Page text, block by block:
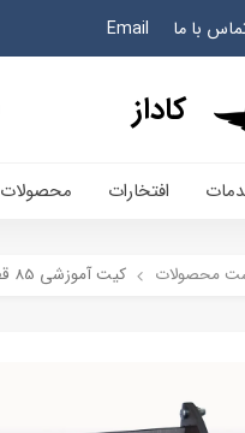
با ما Email
کاداز
افتخارات محصولات
محصولات کیت آموزشی 85 قطعه ای عینک VR